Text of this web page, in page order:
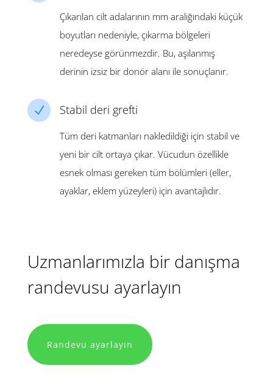
Çıkarılan cilt adalarının mm aralığındaki küçük
boyutları nedeniyle, çıkarma bölgeleri
neredeyse görünmezdir. Bu, aşılanmış
derinin izsiz bir donör alanı ile sonuçlanır.
N Stabil deri grefti
Tüm deri katmanları nakledildiği için stabil ve
yeni bir cilt ortaya çıkar. Vücudun özellikle
esnek olması gereken tüm bölümleri (eller,
ayaklar, eklem yüzeyleri) için avantajlıdır.
Uzmanlarımızla bir danışma
randevusu ayarlayın
Randevu ayarlayın